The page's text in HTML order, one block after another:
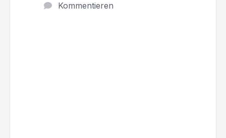
Kommentieren